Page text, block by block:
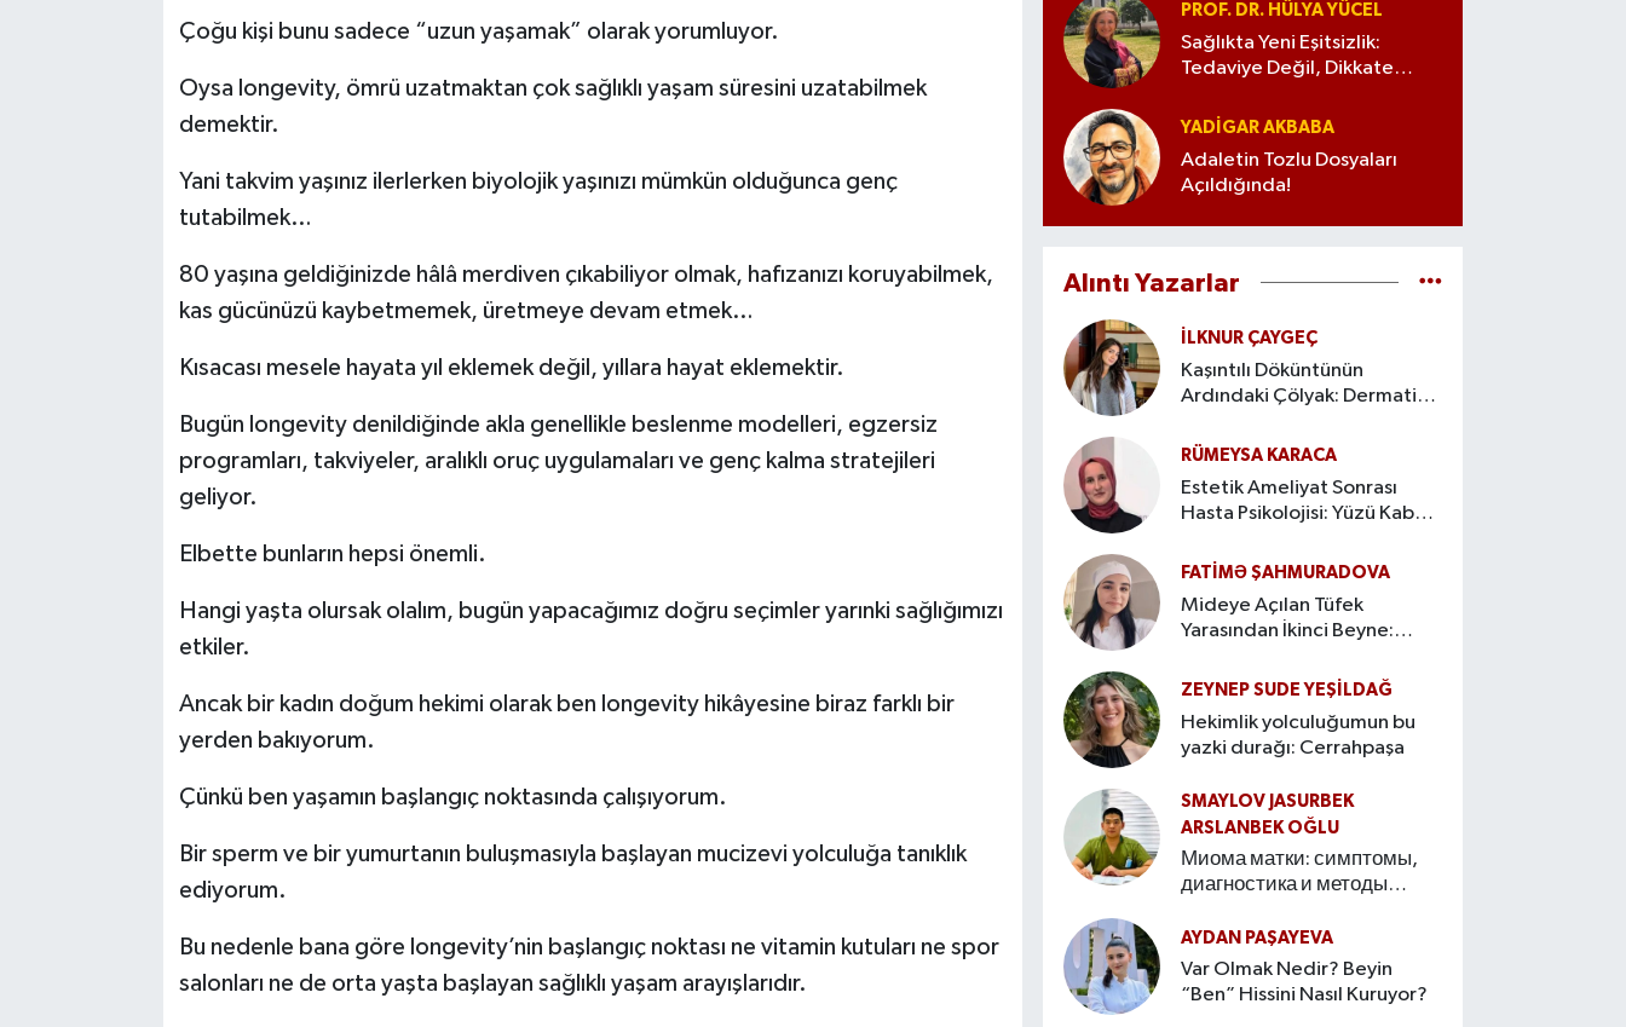
Çoğu kişi bunu sadece “uzun yaşamak” olarak yorumluyor.
Oysa longevity, ömrü uzatmaktan çok sağlıklı yaşam süresini uzatabilmek
demektir.
Yani takvim yaşınız ilerlerken biyolojik yaşınızı mümkün olduğunca genç
tutabilmek…
80 yaşına geldiğinizde hâlâ merdiven çıkabiliyor olmak, hafızanızı koruyabilmek,
kas gücünüzü kaybetmemek, üretmeye devam etmek…
Kısacası mesele hayata yıl eklemek değil, yıllara hayat eklemektir.
Bugün longevity denildiğinde akla genellikle beslenme modelleri, egzersiz
programları, takviyeler, aralıklı oruç uygulamaları ve genç kalma stratejileri
geliyor.
Elbette bunların hepsi önemli.
Hangi yaşta olursak olalım, bugün yapacağımız doğru seçimler yarınki sağlığımızı
etkiler.
Ancak bir kadın doğum hekimi olarak ben longevity hikâyesine biraz farklı bir
yerden bakıyorum.
Çünkü ben yaşamın başlangıç noktasında çalışıyorum.
Bir sperm ve bir yumurtanın buluşmasıyla başlayan mucizevi yolculuğa tanıklık
ediyorum.
Bu nedenle bana göre longevity’nin başlangıç noktası ne vitamin kutuları ne spor
salonları ne de orta yaşta başlayan sağlıklı yaşam arayışlarıdır.
PROF. DR. HÜLYA YÜCEL
Sağlıkta Yeni Eşitsizlik:
Tedaviye Değil, Dikkate
YADIGAR AKBABA
Adaletin Tozlu Dosyaları
Açıldığında!
Alıntı Yazarlar
İLKNUR ÇAYGEÇ
Kaşıntılı Döküntünün
Ardındaki Çölyak: Dermatitis
RÜMEYSA KARACA
Estetik Ameliyat Sonrası
Hasta Psikolojisi: Yüzü Kabul
FATIMƏ ŞAHMURADOVA
Mideye Açılan Tüfek
Yarasından İkinci Beyne:
Hikâyesi
ZEYNEP SUDE YEŞİLDAĞ
Hekimlik yolculuğumun bu
yazki durağı: Cerrahpaşa
SMAYLOV JASURBEK
ARSLANBEK OĞLU
Миома матки: симптомы,
диагностика и методы
AYDAN PAŞAYEVA
Var Olmak Nedir? Beyin
“Ben” Hissini Nasıl Kuruyor?